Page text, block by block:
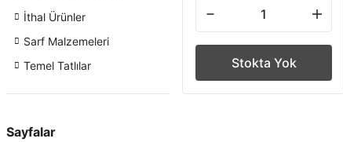
İthal Ürünler
Sarf Malzemeleri
Temel Tatlılar
Sayfalar
Stokta Yok